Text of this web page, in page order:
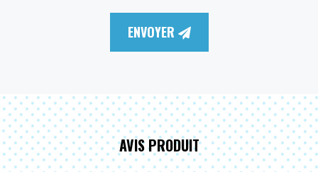
ENVOYER
AVIS PRODUIT